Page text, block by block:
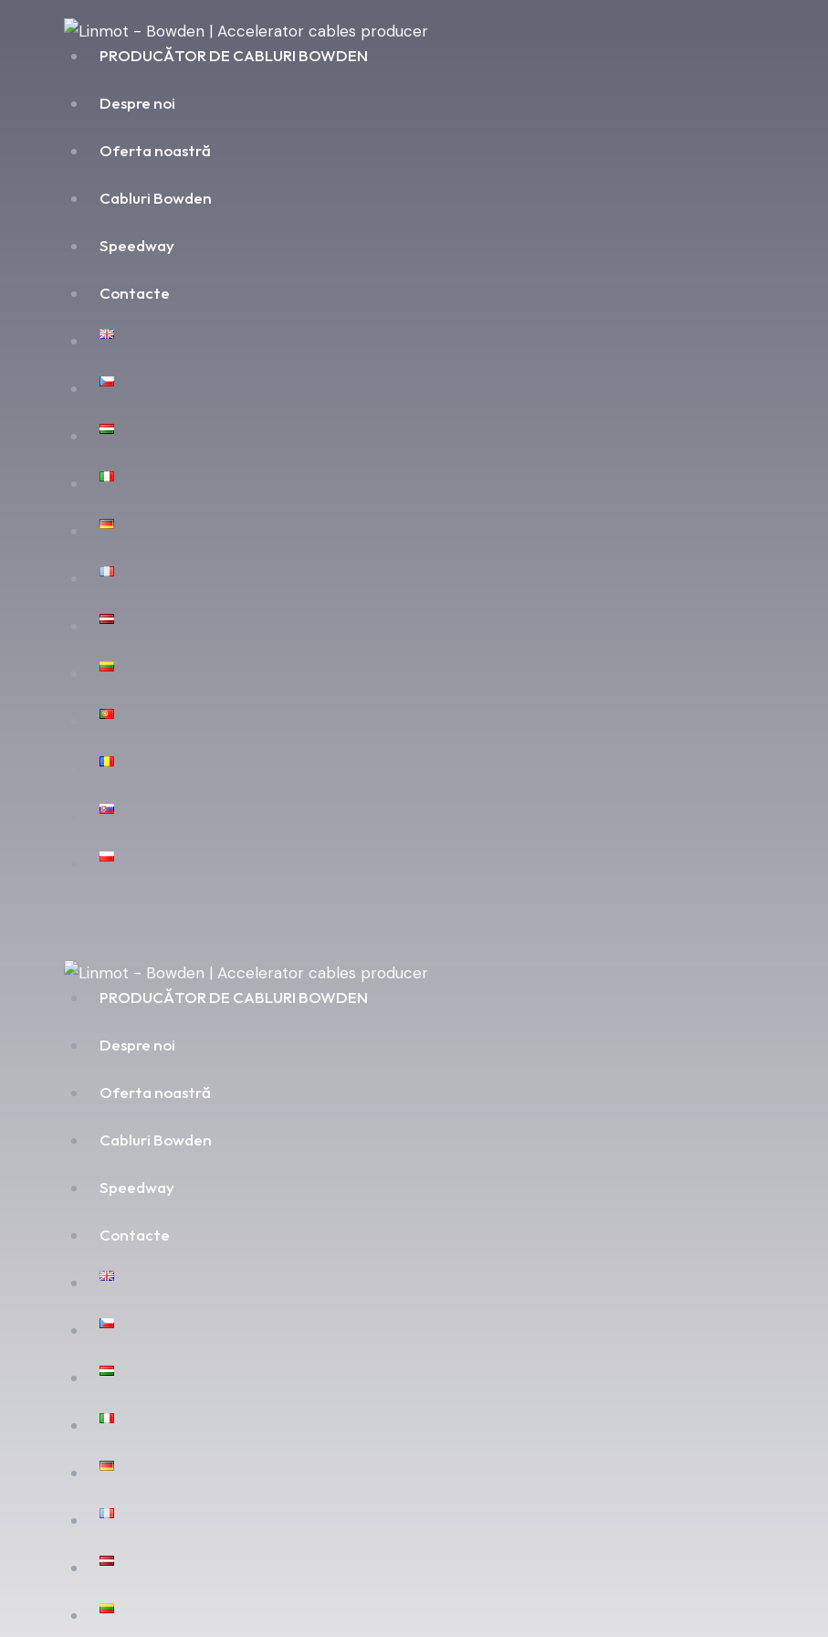
PRODUCĂTOR DE CABLURI BOWDEN
Despre noi
Oferta noastră
Cabluri Bowden
Speedway
Contacte
PRODUCĂTOR DE CABLURI BOWDEN
Despre noi
Oferta noastră
Cabluri Bowden
Speedway
Contacte